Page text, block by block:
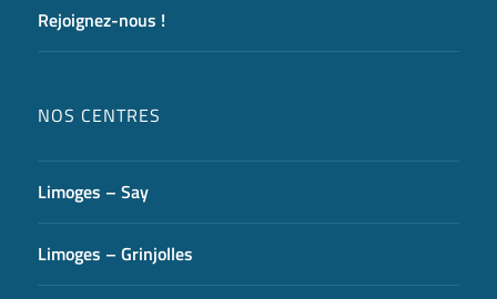
Rejoignez-nous !
NOS CENTRES
Limoges – Say
Limoges – Grinjolles